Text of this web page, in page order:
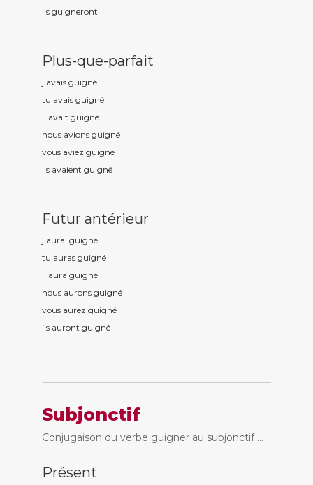
ils guigneront
Plus-que-parfait
j'avais guigné
tu avais guigné
il avait guigné
nous avions guigné
vous aviez guigné
ils avaient guigné
Futur antérieur
j'aurai guigné
tu auras guigné
il aura guigné
nous aurons guigné
vous aurez guigné
ils auront guigné
Subjonctif
Conjugaison du verbe guigner au subjonctif ...
Présent